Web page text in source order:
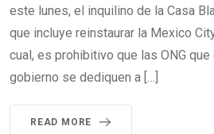
este lunes, el inquilino de la Casa
que incluye reinstaurar la Mexico
cual, es prohibitivo que las ONG
gobierno se dediquen a […]
READ MORE